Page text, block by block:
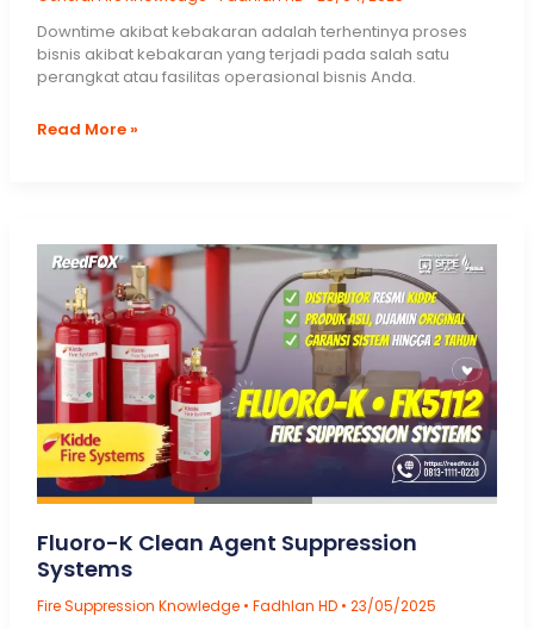
Downtime akibat kebakaran adalah terhentinya proses
bisnis akibat kebakaran yang terjadi pada salah satu
perangkat atau fasilitas operasional bisnis Anda.
Downtime
Read More »
Fluoro-K Clean Agent Suppression
Systems
Fire Suppression Knowledge• Fadhlan HD • 23/05/2025